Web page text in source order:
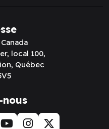
local 100,
Québec